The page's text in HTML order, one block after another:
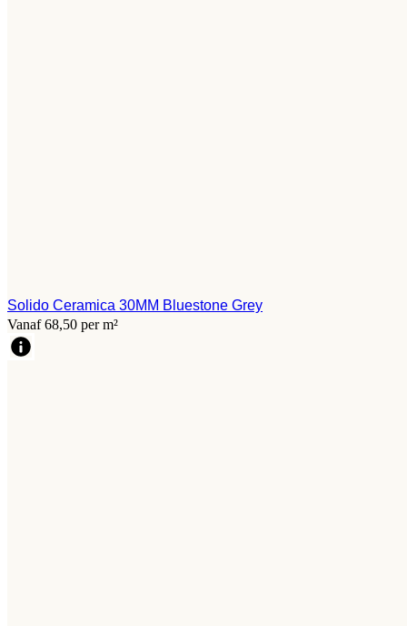
Solido Ceramica 30MM Bluestone Grey
Vanaf 68,50 per m²